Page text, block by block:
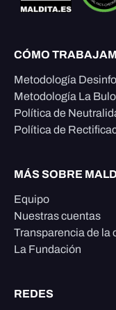
CÓMO
Metodología Desinfo
Metodología La
Política de
Política de
MÁS SOBRE
Equipo
Nuestras cuentas
Transparencia de la
La Fundación
REDES